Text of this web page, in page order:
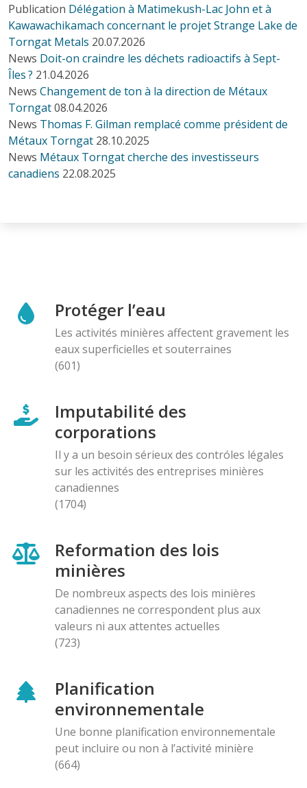
Publication Délégation à Matimekush-Lac John et à
Kawawachikamach concernant le projet Strange Lake de
Torngat Metals 20.07.2026
News Doit-on craindre les déchets radioactifs à Sept-
Îles ? 21.04.2026
News Changement de ton à la direction de Métaux
Torngat08.04.2026
News Thomas F. Gilman remplacé comme président de
Métaux Torngat 28.10.2025
News Métaux Torngat cherche des investisseurs
canadiens 22.08.2025
Protéger l’eau
Les activités minières affectent gravement les
eaux superficielles et souterraines
(601)
Imputabilité des
corporations
Il y a un besoin sérieux des contróles légales
sur les activités des entreprises minières
canadiennes
(1704)
Reformation des lois
minières
De nombreux aspects des lois minières
canadiennes ne correspondent plus aux
valeurs ni aux attentes actuelles
(723)
Planification
environnementale
Une bonne planification environnementale
peut incluire ou non à l’activité minière
(664)